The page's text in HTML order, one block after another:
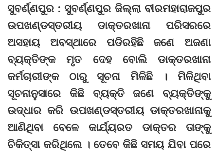
ସୁବର୍ଣ୍ଣପୁର : ସୁବର୍ଣ୍ଣପୁର ଜିଲ୍ଲା ବୀରମହାରାଜପୁର
ଉପଖଣ୍ଡସ୍ତରୀୟ ଡାକ୍ତରଖାନା ପରିସରରେ
ଅସହାୟ ଅବସ୍ଥାରେ ପଡିରହିଛି ଜଣେ ଅଜଣା
ବ୍ୟକ୍ତିଙ୍କ ମୃତ ଦେହ ବୋଲି ଡାକ୍ତରଖାନା
କର୍ମଚାରୀଙ୍କ ଠାରୁ ସୂଚନା ମିଳିଛି । ମିଳିଥିବା
ସୂଚନାନୁସାରେ କିଛି ବ୍ୟକ୍ତି ଜଣେ ବ୍ୟକ୍ତିଙ୍କୁ
ଉଦ୍ଧାର କରି ଉପଖଣ୍ଡସ୍ତରୀୟ ଡାକ୍ତରଖାନାକୁ
ଆଣିଥିବା ବେଳେ କାର୍ଯ୍ୟରତ ଡାକ୍ତର ତାଙ୍କୁ
ଚିକିତ୍ସା କରିଥିଲେ । ତେବେ କିଛି ସମୟ ଯିବା ପରେ